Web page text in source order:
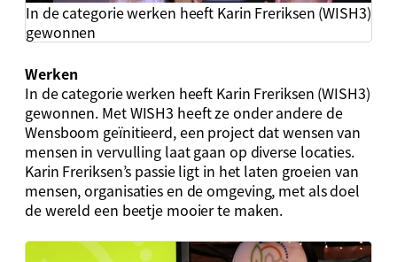
In de categorie werken heeft Karin Freriksen (WISH3)
gewonnen
Werken
In de categorie werken heeft Karin Freriksen (WISH3)
gewonnen. Met WISH3 heeft ze onder andere de
Wensboom geïnitieerd, een project dat wensen van
mensen in vervulling laat gaan op diverse locaties.
Karin Freriksen’s passie ligt in het laten groeien van
mensen, organisaties en de omgeving, met als doel
de wereld een beetje mooier te maken.